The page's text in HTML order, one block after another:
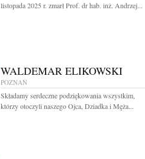
listopada 2025 r. zmarł Prof. dr hab. inż. Andrzej...
WALDEMAR ELIKOWSKI
POZNAŃ
Składamy serdeczne podziękowania wszystkim,
którzy otoczyli naszego Ojca, Dziadka i Męża...